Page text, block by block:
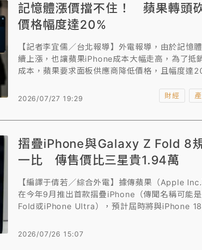
記憶體漲價擋不住！ 蘋果轉頭
價格幅度達20%
【記者李宜儒／台北報導】外電報導，由於記憶
續上漲，也讓蘋果iPhone成本大幅走高，為了抵
成本，蘋果要求面板供應商降低價格，且幅度達
2026/07/27 19:29 財經
摺疊iPhone與Galaxy Z Fold 8
一比 傳售價比三星貴1.94萬
【編譯于倩若／綜合外電】據傳蘋果（Apple
在今年9月推出首款摺疊iPhone（傳聞名稱可能
Fold或iPhone Ultra），預計屆時將與iPhone
iPhone在規格與設計上將與Galaxy Z Fold 8高度
2026/07/26 15:07